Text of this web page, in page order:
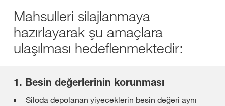
Mahsulleri silajlanmaya
hazırlayarak şu amaçlara
ulaşılması hedeflenmektedir:
1. Besin değerlerinin korunması
Siloda depolanan yiyeceklerin besin değeri aynı